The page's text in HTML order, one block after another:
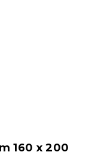
160 x 200